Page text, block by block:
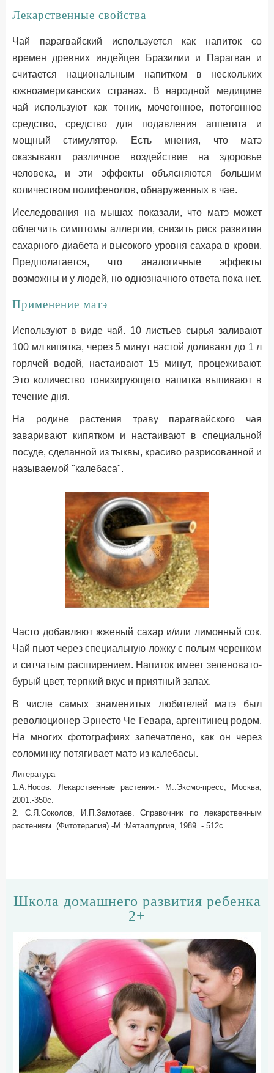
Лекарственные свойства
Чай парагвайский используется как напиток со
времен древних индейцев Бразилии и Парагвая и
считается национальным напитком в нескольких
южноамериканских странах. В народной медицине
чай используют как тоник, мочегонное, потогонное
средство, средство для подавления аппетита и
мощный стимулятор. Есть мнения, что матэ
оказывают различное воздействие на здоровье
человека, и эти эффекты объясняются большим
количеством полифенолов, обнаруженных в чае.
Исследования на мышах показали, что матэ может
облегчить симптомы аллергии, снизить риск развития
сахарного диабета и высокого уровня сахара в крови.
Предполагается, что аналогичные эффекты
возможны и у людей, но однозначного ответа пока нет.
Применение матэ
Используют в виде чай. 10 листьев сырья заливают
100 мл кипятка, через 5 минут настой доливают до 1 л
горячей водой, настаивают 15 минут, процеживают.
Это количество тонизирующего напитка выпивают в
течение дня.
На родине растения траву парагвайского чая
заваривают кипятком и настаивают в специальной
посуде, сделанной из тыквы, красиво разрисованной и
называемой "калебаса".
Часто добавляют жженый сахар и/или лимонный сок.
Чай пьют через специальную ложку c полым черенком
и ситчатым расширением. Напиток имеет зеленовато-
бурый цвет, терпкий вкус и приятный запах.
В числе самых знаменитых любителей матэ был
революционер Эрнесто Че Гевара, аргентинец родом.
На многих фотографиях запечатлено, как он через
соломинку потягивает матэ из калебасы.
Литература
1.А.Носов. Лекарственные растения.- М.:Эксмо-пресс, Москва,
2001.-350c.
2. C.Я.Соколов, И.П.Замотаев. Справочник по лекарственным
растениям. (Фитотерапия).-М.:Металлургия, 1989. - 512с
Школа домашнего развития ребенка
2+